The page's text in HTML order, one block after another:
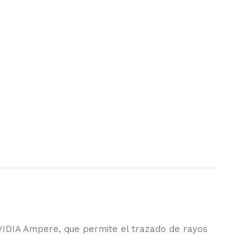
Ampere, que permite el trazado de rayos